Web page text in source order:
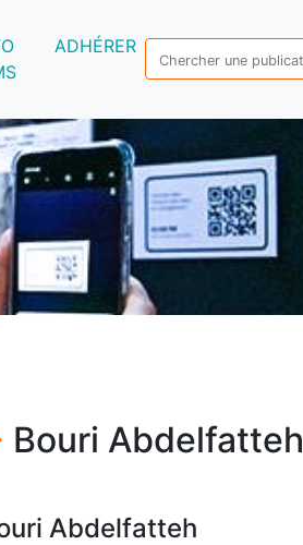
ADHÉRER
Bouri Abdelfatteh
Abdelfatteh